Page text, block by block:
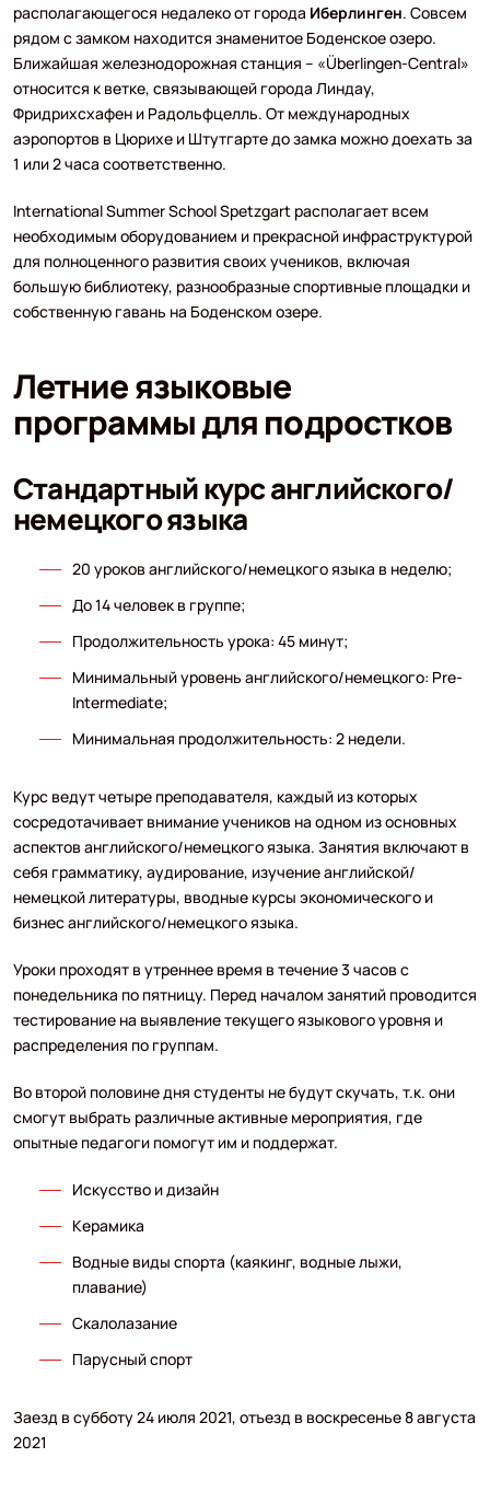
располагающегося недалеко от города Иберлинген. Совсем
рядом с замком находится знаменитое Боденское озеро.
Ближайшая железнодорожная станция – «Überlingen-Central»
относится к ветке, связывающей города Линдау,
Фридрихсхафен и Радольфцелль. От международных
аэропортов в Цюрихе и Штутгарте до замка можно доехать за
1 или 2 часа соответственно.
International Summer School Spetzgart располагает всем
необходимым оборудованием и прекрасной инфраструктурой
для полноценного развития своих учеников, включая
большую библиотеку, разнообразные спортивные площадки и
собственную гавань на Боденском озере.
Летние языковые
программы для подростков
Стандартный курс английского/
немецкого языка
20 уроков английского/немецкого языка в неделю;
До 14 человек в группе;
Продолжительность урока: 45 минут;
Минимальный уровень английского/немецкого: Pre-
Intermediate;
Минимальная продолжительность: 2 недели.
Курс ведут четыре преподавателя, каждый из которых
сосредотачивает внимание учеников на одном из основных
аспектов английского/немецкого языка. Занятия включают в
себя грамматику, аудирование, изучение английской/
немецкой литературы, вводные курсы экономического и
бизнес английского/немецкого языка.
Уроки проходят в утреннее время в течение 3 часов с
понедельника по пятницу. Перед началом занятий проводится
тестирование на выявление текущего языкового уровня и
распределения по группам.
Во второй половине дня студенты не будут скучать, т.к. они
смогут выбрать различные активные мероприятия, где
опытные педагоги помогут им и поддержат.
Искусство и дизайн
Керамика
Водные виды спорта (каякинг, водные лыжи,
плавание)
Скалолазание
Парусный спорт
Заезд в субботу 24 июля 2021, отъезд в воскресенье 8 августа
2021